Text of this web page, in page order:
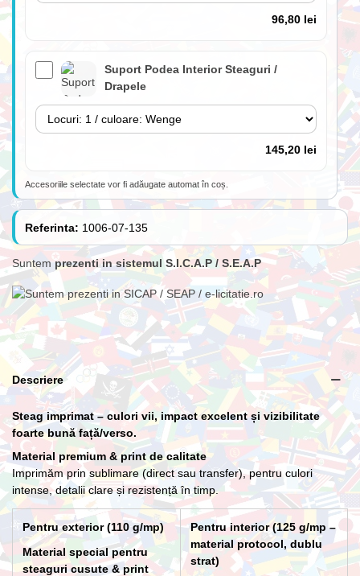
96,80 lei
Suport Podea Interior Steaguri /
Drapele
145,20 lei
Lance 180cm cu suport perete inclus
84,70 lei
Lance cu suport Premium Interior
266,20 lei
Accesoriile selectate vor fi adăugate automat în coș.
Referinta: 1006-07-135
Suntemprezenti in sistemul S.I.C.A.P / S.E.A.P
Descriere
Steag imprimat – culori vii, impact excelent și vizibilitate
foarte bună față/verso.
Material premium & print de calitate
Imprimăm prin sublimare (direct sau transfer), pentru culori
intense, detalii clare și rezistență în timp.
Pentru exterior (110 g/mp)
Material special pentru
steaguri cusute & print
Pentru interior (125 g/mp –
material protocol, dublu
strat)